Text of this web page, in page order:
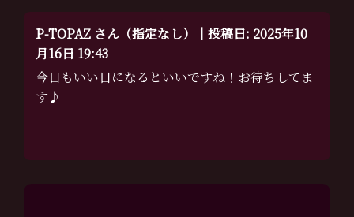
P-TOPAZ さん（指定なし）｜投稿日: 2025年10
月16日 19:43
今日もいい日になるといいですね！お待ちしてま
す♪